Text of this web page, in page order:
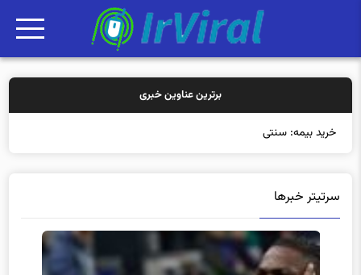
برترین عناوین خبری
خرید بیمه: سنتی یا آنلای
سرتیتر خبرها